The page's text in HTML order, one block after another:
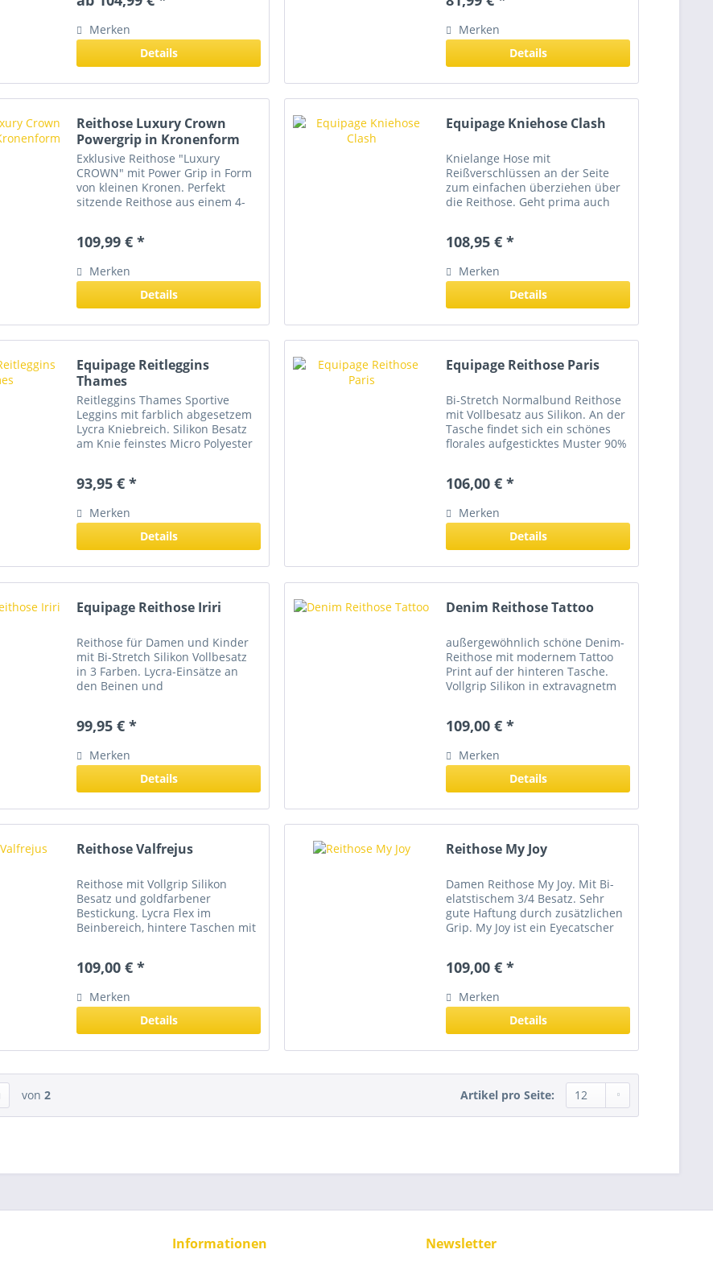
gebürsteten Rückseite. Durch
Rückenbereich...
Merken
Details
einem 4-fach gewebtem
höheren Schnitt im...
Merken
Details
Reithose Luxury Crown
Powergrip in Kronenform
Exklusive Reithose "Luxury
CROWN" mit Power Grip in Form
von kleinen Kronen. Perfekt
sitzende Reithose aus einem 4-
Satin-Streifen in Kombination mit
109,99 € *
Merken
Details
Equipage Kniehose Clash
Knielange Hose mit
Reißverschlüssen an der Seite
zum einfachen überziehen über
die Reithose. Geht prima auch
dem Turnier zum Schutz der
108,95 € *
Merken
Details
Equipage Reitleggins
Thames
Reitleggins Thames Sportive
Leggins mit farblich abgesetzem
Lycra Kniebreich. Silikon Besatz
am Knie feinstes Micro Polyester
Spandex
93,95 € *
Merken
Details
Equipage Reithose Paris
Bi-Stretch Normalbund Reithose
mit Vollbesatz aus Silikon. An der
Tasche findet sich ein schönes
florales aufgesticktes Muster 90%
106,00 € *
Merken
Details
Equipage Reithose Iriri
Reithose für Damen und Kinder
mit Bi-Stretch Silikon Vollbesatz
in 3 Farben. Lycra-Einsätze an
den Beinen und
Sitz 62% Polyester, 32% Viskose,
99,95 € *
Merken
Details
Denim Reithose Tattoo
außergewöhnlich schöne Denim-
Reithose mit modernem Tattoo
Print auf der hinteren Tasche.
Vollgrip Silikon in extravagnetm
Der 4-Wege Stretch Denim und
109,00 € *
Merken
Details
Reithose Valfrejus
Reithose mit Vollgrip Silikon
Besatz und goldfarbener
Bestickung. Lycra Flex im
Beinbereich, hintere Taschen mit
Hose zu einem echten Hingucker.
109,00 € *
Merken
Details
Reithose My Joy
Damen Reithose My Joy. Mit Bi-
elatstischem 3/4 Besatz. Sehr
gute Haftung durch zusätzlichen
Grip. My Joy ist ein Eyecatscher
Strassteine an den Taschen
zu...
109,00 € *
Merken
Details
von 2 Artikel pro Seite:
Informationen Newsletter